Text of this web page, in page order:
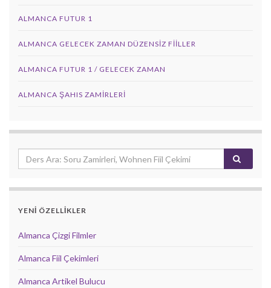
ALMANCA FUTUR 1
ALMANCA GELECEK ZAMAN DÜZENSIZ FIILLER
ALMANCA FUTUR 1 / GELECEK ZAMAN
ALMANCA ŞAHIS ZAMIRLERI
YENİ ÖZELLİKLER
Almanca Çizgi Filmler
Almanca Fiil Çekimleri
Almanca Artikel Bulucu